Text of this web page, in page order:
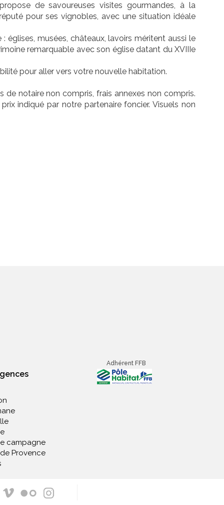
de savoureuses visites gourmandes, à la
pour ses vignobles, avec une situation idéale
musées, châteaux, lavoirs méritent aussi le
remarquable avec son église datant du XVIIIe
pour aller vers votre nouvelle habitation.
de notaire non compris, frais annexes non compris.
indiqué par notre partenaire foncier. Visuels non
campagne
Provence
Adhérent FFB